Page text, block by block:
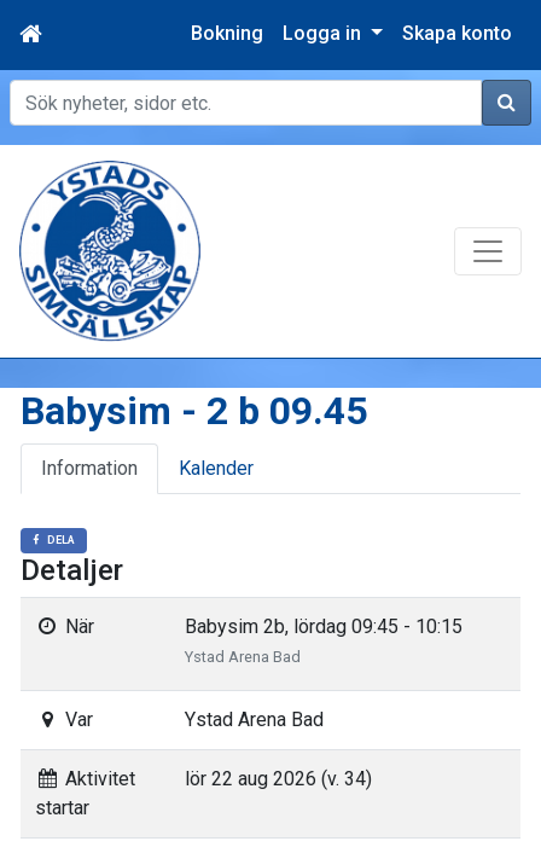
Bokning Logga in Skapa konto
Sök
Babysim - 2 b 09.45
Information Kalender
DELA
Detaljer
När Babysim 2b, lördag 09:45 - 10:15
Ystad Arena Bad
Var Ystad Arena Bad
Aktivitet
startar
lör 22 aug 2026 (v. 34)